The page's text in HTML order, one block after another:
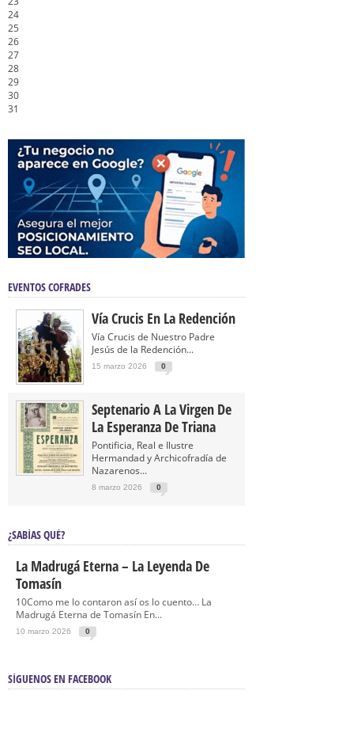
24
25
26
27
28
29
30
31
EVENTOS COFRADES
Vía Crucis En La Redención
Vía Crucis de Nuestro Padre
Jesús de la Redención...
15 marzo 2026 0
Septenario A La Virgen De
La Esperanza De Triana
Pontificia, Real e Ilustre
Hermandad y Archicofradía de
Nazarenos...
8 marzo 2026 0
¿SABÍAS QUÉ?
La Madrugá Eterna – La Leyenda De
Tomasín
10Como me lo contaron así os lo cuento… La
Madrugá Eterna de Tomasín En...
10 marzo 2026 0
SÍGUENOS EN FACEBOOK